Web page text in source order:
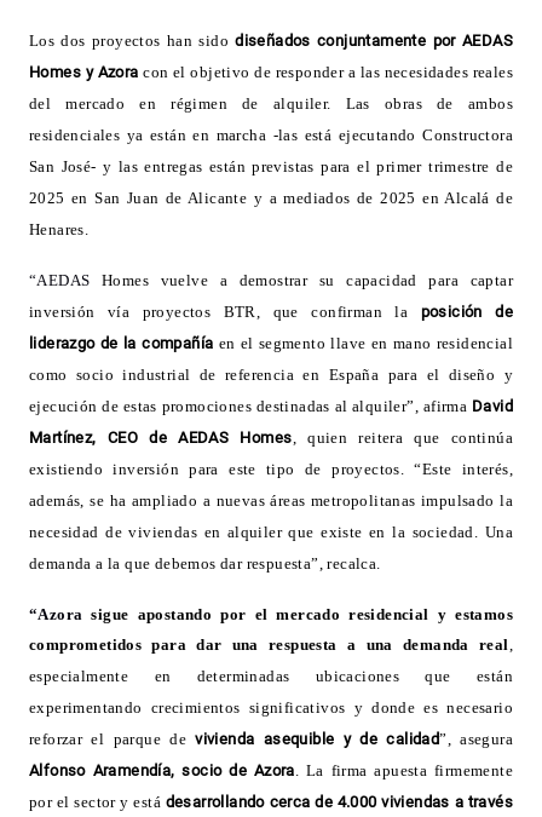
Losdos proyectos han sidodiseñados conjuntamente por AEDAS
Homes y Azoracon el objetivo de responder a las necesidades reales
del mercado en régimen de alquiler. Las obras de ambos
residenciales ya están en marcha -las está ejecutando Constructora
San José- y las entregas están previstas para el primer trimestre de
2025 en San Juan de Alicante y a mediados de 2025 en Alcalá de
Henares.
“AEDAS Homes vuelve a demostrar su capacidad para captar
inversión vía proyectos BTR, que confirman la posición de
liderazgo de la compañía en el segmento llave en mano residencial
como socio industrial de referencia en España para el diseño y
ejecución de estas promociones destinadas al alquiler”, afirma David
Martínez, CEO de AEDAS Homes, quien reitera que continúa
existiendo inversión para este tipo de proyectos. “Este interés,
además, se ha ampliado a nuevas áreas metropolitanas impulsado la
necesidad de viviendas en alquiler que existe en la sociedad. Una
demanda a la que debemos dar respuesta”, recalca.
“Azorasigue apostando por el mercado residencial y estamos
comprometidos para dar una respuesta a una demanda real,
especialmente en determinadas ubicaciones que están
experimentando crecimientos significativos y donde es necesario
reforzar el parque devivienda asequible y de calidad”, asegura
Alfonso Aramendía, socio de Azora. La firma apuesta firmemente
por el sector y está desarrollando cerca de 4.000 viviendas a través